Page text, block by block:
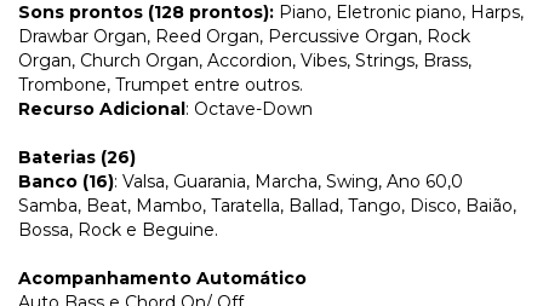
Sons prontos (128 prontos): Piano, Eletronic piano, Harps,
Drawbar Organ, Reed Organ, Percussive Organ, Rock
Organ, Church Organ, Accordion, Vibes, Strings, Brass,
Trombone, Trumpet entre outros.
Recurso Adicional : Octave-Down
Baterias (26)
Banco (16): Valsa, Guarania, Marcha, Swing, Ano 60,0
Samba, Beat, Mambo, Taratella, Ballad, Tango, Disco, Baião,
Bossa, Rock e Beguine.
Acompanhamento Automático